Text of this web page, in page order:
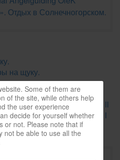
на щуку.
ATLAS 2024. Часть II
ATLAS 2024. Часть I
из Чебурашки?
Some of them are
of the site, while others help
the user experience
decide for yourself whether
or not. Please note that if
not be able to use all the